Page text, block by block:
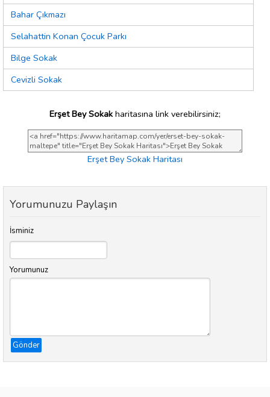
Bahar Çıkmazı
Selahattin Konan Çocuk Parkı
Bilge Sokak
Cevizli Sokak
Erşet Bey Sokak haritasına link verebilirsiniz;
Erşet Bey Sokak Haritası
Yorumunuzu Paylaşın
İsminiz
Yorumunuz
Gönder